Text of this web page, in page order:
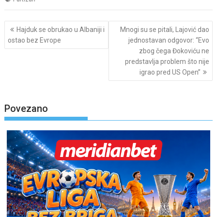
Post
navigation
Hajduk se obrukao u Albaniji i
ostao bez Evrope
Mnogi su se pitali, Lajović dao
jednostavan odgovor: “Evo
zbog čega Đokoviću ne
predstavlja problem što nije
igrao pred US Open”
Povezano